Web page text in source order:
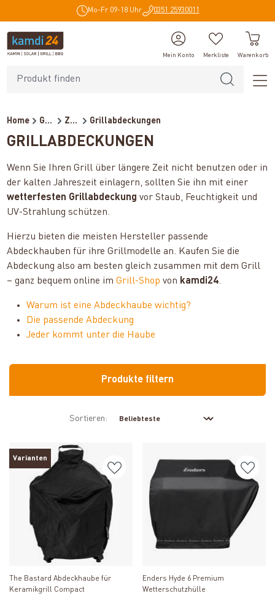
Mo-Fr 09-18 Uhr 0351 25930011
Mein Konto Merkliste Warenkorb
Home Grillzubehör Zubehör Grillabdeckungen
GRILLABDECKUNGEN
Wenn Sie Ihren Grill über längere Zeit nicht benutzen oder in
der kalten Jahreszeit einlagern, sollten Sie ihn mit einer
wetterfesten Grillabdeckung vor Staub, Feuchtigkeit und
UV-Strahlung schützen.
Hierzu bieten die meisten Hersteller passende
Abdeckhauben für ihre Grillmodelle an. Kaufen Sie die
Abdeckung also am besten gleich zusammen mit dem Grill
– ganz bequem online imGrill-Shop von kamdi24.
Warum ist eine Abdeckhaube wichtig?
Die passende Abdeckung
Jeder kommt unter die Haube
Produkte filtern
Sortieren:
Varianten
Produkt ansehen
The Bastard Abdeckhaube für
Keramikgrill Compact
Enders Hyde 6 Premium
Wetterschutzhülle